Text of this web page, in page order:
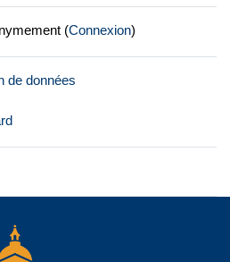
(Connexion)
de données